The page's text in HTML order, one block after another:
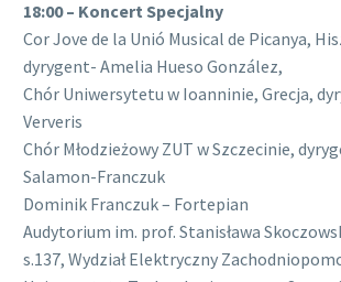
18:00 – Koncert Specjalny
Cor Jove de la Unió Musical de Picanya,
dyrygent- Amelia Hueso González,
Chór Uniwersytetu w Ioanninie, Grecja,
Ververis
Chór Młodzieżowy ZUT w Szczecinie,
Salamon-Franczuk
Dominik Franczuk – Fortepian
Audytorium im. prof. Stanisława
s.137, Wydział Elektryczny